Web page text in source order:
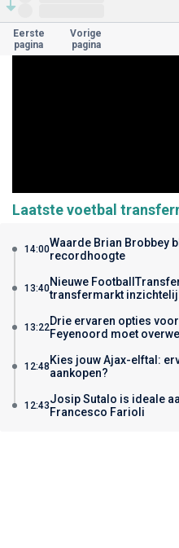
Eerste
pagina
Vorige
pagina
Laatste voetbal
14:00Waarde Brian Brobbey
recordhoogte
13:40Nieuwe
transfermarkt
13:22Drie ervaren opties
Feyenoord moet
12:48 Kies jouw Ajax-elftal:
aankopen?
12:43Josip Sutalo is ideale
Francesco Farioli